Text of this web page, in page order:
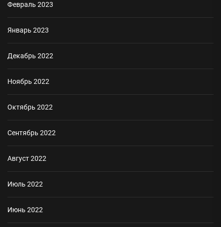
Февраль 2023
Январь 2023
Декабрь 2022
Ноябрь 2022
Октябрь 2022
Сентябрь 2022
Август 2022
Июль 2022
Июнь 2022